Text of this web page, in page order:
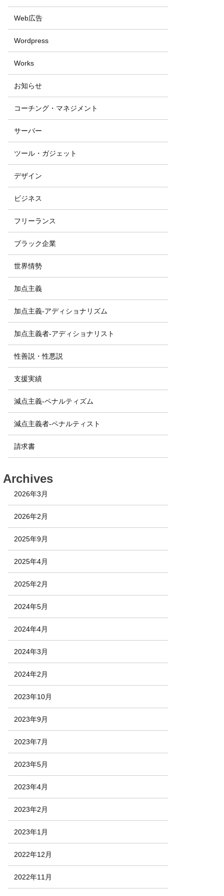
Web広告
Wordpress
Works
お知らせ
コーチング・マネジメント
サーバー
ツール・ガジェット
デザイン
ビジネス
フリーランス
ブラック企業
世界情勢
加点主義
加点主義-アディショナリズム
加点主義者-アディショナリスト
性善説・性悪説
支援実績
減点主義-ペナルティズム
減点主義者-ペナルティスト
請求書
Archives
2026年3月
2026年2月
2025年9月
2025年4月
2025年2月
2024年5月
2024年4月
2024年3月
2024年2月
2023年10月
2023年9月
2023年7月
2023年5月
2023年4月
2023年2月
2023年1月
2022年12月
2022年11月